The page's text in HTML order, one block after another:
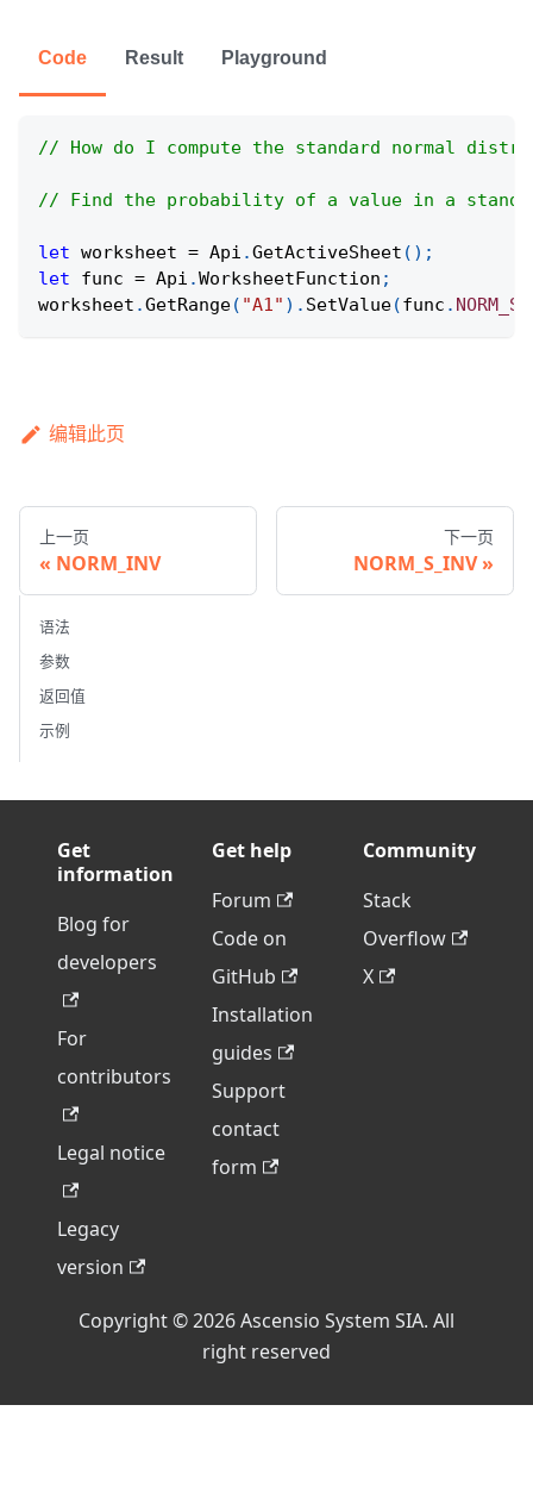
Code Result Playground
// How do I compute the standard normal
// Find the probability of a value in a
let worksheet = Api .GetActiveSheet ( ) ;
let func = Api .WorksheetFunction ;
worksheet .GetRange( "A1" ) . SetValue(func .
编辑此页
上一页
NORM_INV
下一页
NORM_S_INV
语法
参数
返回值
示例
Get
information
Blog for
developers
For
contributors
Legal notice
Legacy
version
Get help
Forum
Code on
GitHub
Installation
guides
Support
contact
form
Community
Stack
Overflow
X
Copyright © 2026 Ascensio System SIA. All
right reserved